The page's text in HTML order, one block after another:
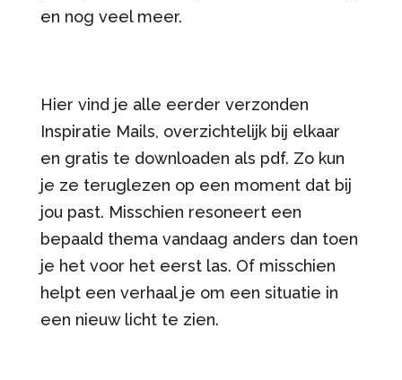
en nog veel meer.
Hier vind je alle eerder verzonden
Inspiratie Mails, overzichtelijk bij elkaar
en gratis te downloaden als pdf. Zo kun
je ze teruglezen op een moment dat bij
jou past. Misschien resoneert een
bepaald thema vandaag anders dan toen
je het voor het eerst las. Of misschien
helpt een verhaal je om een situatie in
een nieuw licht te zien.